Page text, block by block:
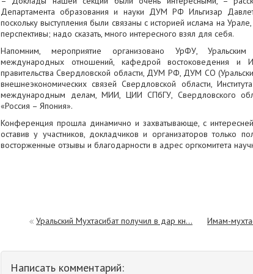
Департамента образования и науки ДУМ РФ Ильгизар
поскольку выступления были связаны с историей ислама на
перспективы; надо сказать, много интересного взял для себя.
Напомним, мероприятие организовано УрФУ, Уральским
международных отношений, кафедрой востоковедения и
правительства Свердловской области, ДУМ РФ, ДУМ СО
внешнеэкономических связей Свердловской области,
международным делам, МИИ, ЦИИ СПбГУ, Свердловского
«Россия – Япония».
Конференция прошла динамично и захватывающе, с
оставив у участников, докладчиков и организаторов только
восторженные отзывы и благодарности в адрес оргкомитета
Уральский Мухтасибат получил в дар кн... Имам-
Написать комментарий: